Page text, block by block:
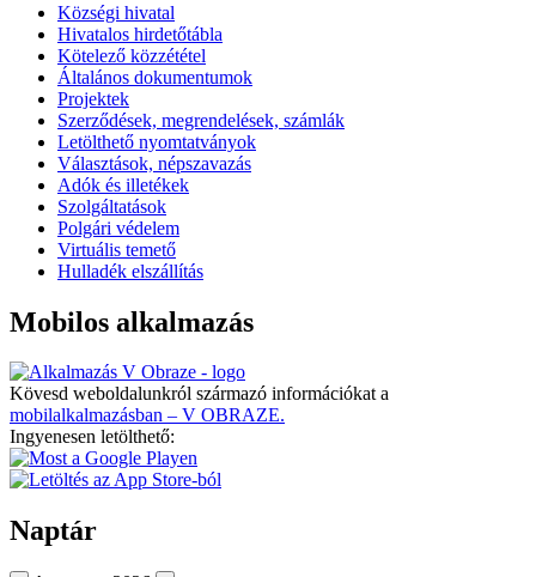
Községi hivatal
Hivatalos hirdetőtábla
Kötelező közzététel
Általános dokumentumok
Projektek
Szerződések, megrendelések, számlák
Letölthető nyomtatványok
Választások, népszavazás
Adók és illetékek
Szolgáltatások
Polgári védelem
Virtuális temető
Hulladék elszállítás
Mobilos alkalmazás
Kövesd weboldalunkról származó információkat a
mobilalkalmazásban – V OBRAZE.
Ingyenesen letölthető:
Naptár